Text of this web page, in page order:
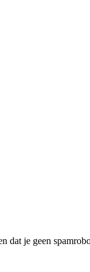
dat je geen